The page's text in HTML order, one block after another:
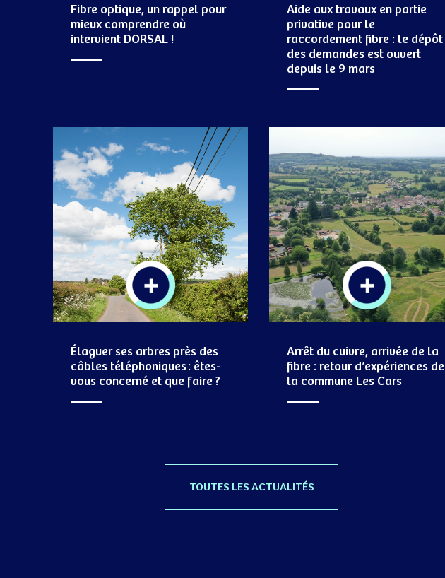
Fibre optique, un rappel pour
mieux comprendre où
intervient DORSAL !
Aide aux travaux en partie
privative pour le
raccordement fibre : le dépôt
des demandes est ouvert
depuis le 9 mars
Élaguer ses arbres près des
câbles téléphoniques : êtes-
vous concerné et que faire ?
Arrêt du cuivre, arrivée de la
fibre : retour d’expériences de
la commune Les Cars
TOUTES LES ACTUALITÉS